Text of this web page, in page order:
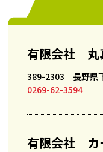
有限会社 丸
389-2303 長野県
0269-62-3594
有限会社 カ